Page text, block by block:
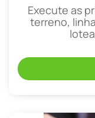
Execute as
terreno,